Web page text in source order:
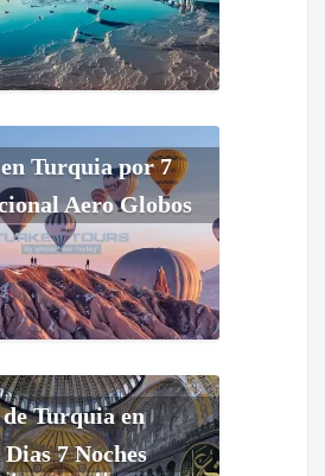
Turquia por 7
Aero Globos
Turquia en
7 Noches